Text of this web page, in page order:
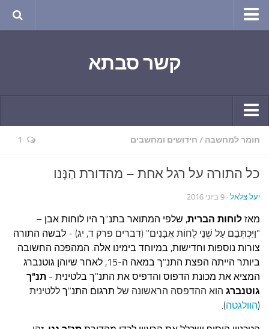
שירה
חגים ומועדים
ספורט בריאות וקורונה
ימי הקורונה שלי
בישול ואפייה
הקונדיטוריה
סבתא מספרת
קשר סבתא
קשר יומי
תחביבים
גרפיטי
נוסטלגיה
סרטונים ואנימציה
סרטים מומלצים
חומר למחשבה / חידושים ומחשבים 1
כל התורה על רגל אחת – מהדורת הַנָּנו
יעל צלאל · 9 ביוני 2016
מאז לוחות הברית, שלפי המתואר בתנ"ך היו לוחות אבן –
"וַיִּכְתְּבֵם עַל שְׁנֵי לֻחוֹת אֲבָנִים" (דברים פרק ד, יג) - לבשה התורה
צורות נוספות וחדישות, במיוחד בימינו אלה. המהפכה החשובה
ביותר הייתה הפצת התנ"ך במאה ה-15, לאחר שיוהן גוטנברג
המציא את מכונת הדפוס והדפיס את התנ"ך בלטינית - תנ"ך
גוטנברג הוא ההדפסה הראשונה של תרגום התנ"ך ללטינית
(הוולגטה)
.